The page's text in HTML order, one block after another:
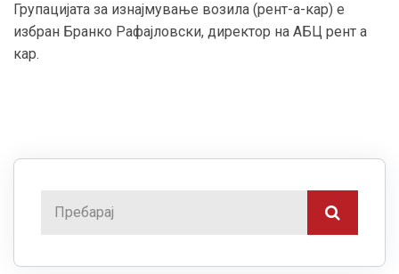
Групацијата за изнајмување возила (рент-а-кар) е
избран Бранко Рафајловски, директор на АБЦ рент а
кар.